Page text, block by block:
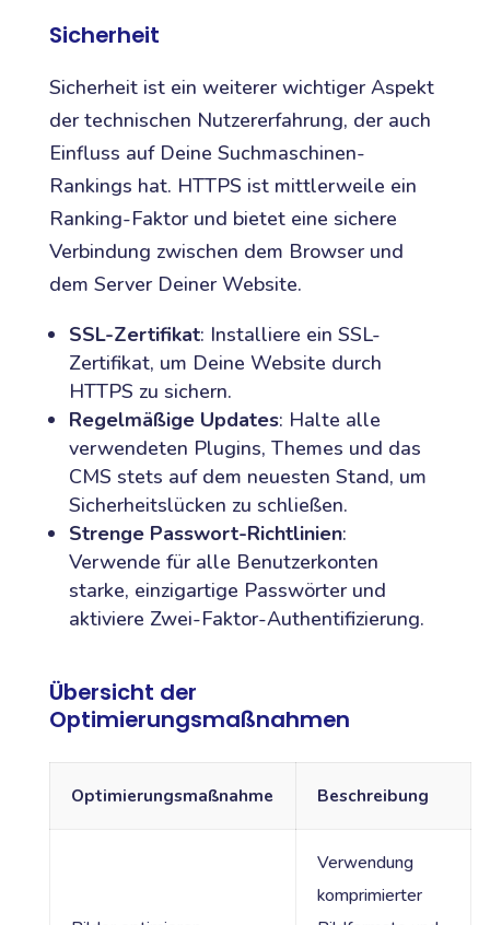
Sicherheit
Sicherheit ist ein weiterer wichtiger Aspekt
der technischen Nutzererfahrung, der auch
Einfluss auf Deine Suchmaschinen-
Rankings hat. HTTPS ist mittlerweile ein
Ranking-Faktor und bietet eine sichere
Verbindung zwischen dem Browser und
dem Server Deiner Website.
SSL-Zertifikat: Installiere ein SSL-
Zertifikat, um Deine Website durch
HTTPS zu sichern.
Regelmäßige Updates: Halte alle
verwendeten Plugins, Themes und das
CMS stets auf dem neuesten Stand, um
Sicherheitslücken zu schließen.
Strenge Passwort-Richtlinien:
Verwende für alle Benutzerkonten
starke, einzigartige Passwörter und
aktiviere Zwei-Faktor-Authentifizierung.
Übersicht der
Optimierungsmaßnahmen
Optimierungsmaßnahme Beschreibung
Verwendung
komprimierter